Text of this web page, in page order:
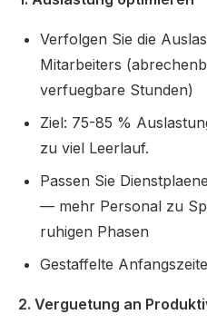
Verfolgen Sie die
Mitarbeiters
verfuegbare Stunden)
Ziel: 75-85 %
zu viel Leerlauf.
Passen Sie
— mehr Personal zu
ruhigen Phasen
Gestaffelte
2. Verguetung an